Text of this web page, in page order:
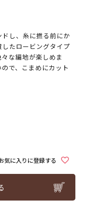
し、糸に撚る前にか
たロービングタイプ
な編地が楽しめま
で、こまめにカット
気に入りに登録する